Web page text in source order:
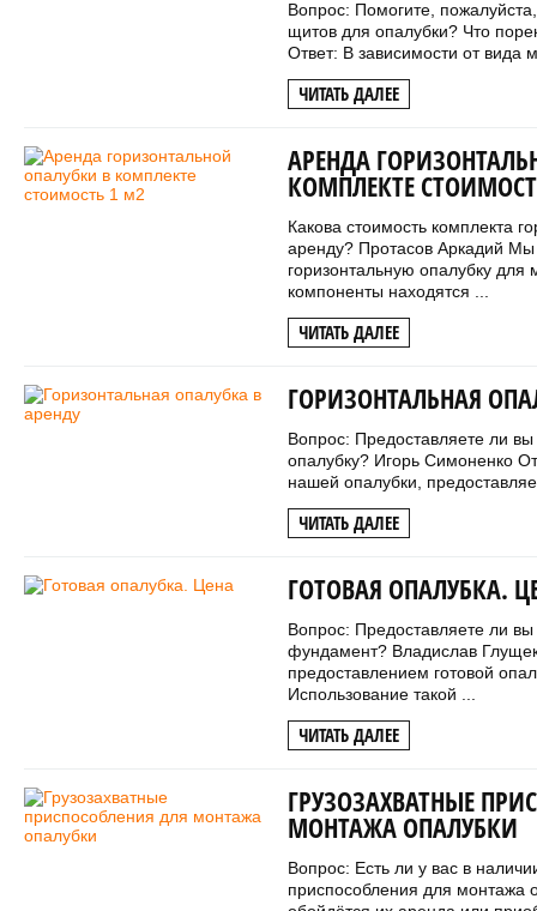
Вопрос: Помогите,
щитов для опалубки? Что
Ответ: В зависимости от вида
ЧИТАТЬ ДАЛЕЕ
АРЕНДА
КОМПЛЕКТЕ
Какова стоимость комплекта
аренду? Протасов Аркадий
горизонтальную опалубку для
компоненты находятся ...
ЧИТАТЬ ДАЛЕЕ
ГОРИЗОНТАЛЬНАЯ
Вопрос: Предоставляете ли
опалубку? Игорь Симоненко
нашей опалубки,
ЧИТАТЬ ДАЛЕЕ
ГОТОВАЯ ОПАЛУБКА.
Вопрос: Предоставляете ли
фундамент? Владислав
предоставлением готовой
Использование такой ...
ЧИТАТЬ ДАЛЕЕ
ГРУЗОЗАХВАТНЫЕ
МОНТАЖА ОПАЛУБКИ
Вопрос: Есть ли у вас в
приспособления для монтажа